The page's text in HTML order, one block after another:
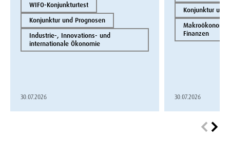
WIFO-Konjunkturtest
Konjunktur und Prognosen
Industrie-, Innovations- und
internationale Ökonomie
30.07.2026
Konjunktur und
Finanzen
30.07.2026